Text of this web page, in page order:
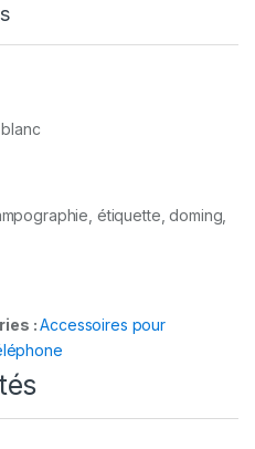
étiquette, doming,
:Accessoires pour